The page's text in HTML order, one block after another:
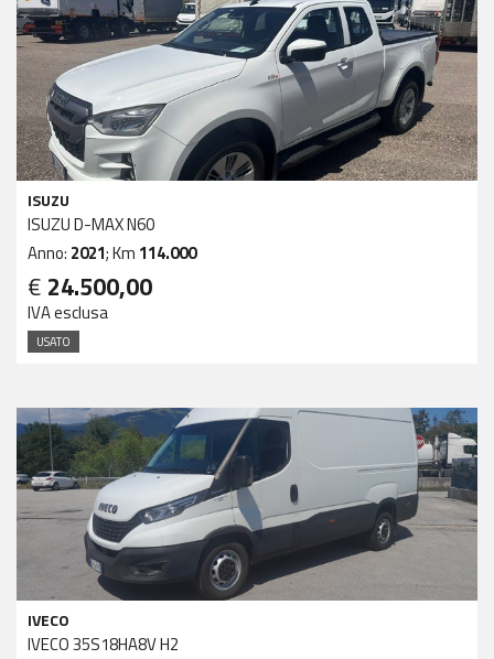
ISUZU
ISUZU D-MAX N60
Anno: 2021; Km 114.000
€ 24.500,00
IVA esclusa
USATO
IVECO
IVECO 35S18HA8V H2